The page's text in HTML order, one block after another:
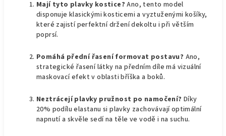
Mají tyto plavky kostice?Ano, tento model
disponuje klasickými kosticemi a vyztuženými košíky,
které zajistí perfektní držení dekoltu i při větším
poprsí.
Pomáhá přední řasení formovat postavu? Ano,
strategické řasení látky na předním díle má vizuální
maskovací efekt v oblasti bříška a boků.
Neztrácejí plavky pružnost po namočení? Díky
20% podílu elastanu si plavky zachovávají optimální
napnutí a skvěle sedí na těle ve vodě i na suchu.